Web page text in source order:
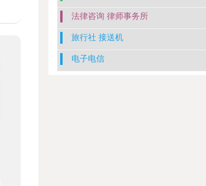
法律咨询 律师事务所
旅行社 接送机
电子电信